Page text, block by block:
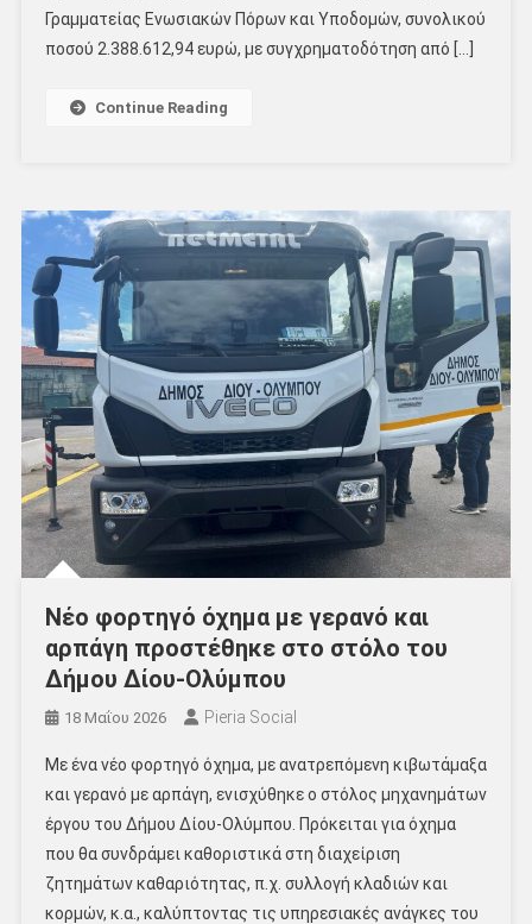
Γραμματείας Ενωσιακών Πόρων και Υποδομών, συνολικού
ποσού 2.388.612,94 ευρώ, με συγχρηματοδότηση από […]
Continue Reading
Νέο φορτηγό όχημα με γερανό και
αρπάγη προστέθηκε στο στόλο του
Δήμου Δίου-Ολύμπου
18 Μαΐου 2026 Pieria Social
Με ένα νέο φορτηγό όχημα, με ανατρεπόμενη κιβωτάμαξα
και γερανό με αρπάγη, ενισχύθηκε ο στόλος μηχανημάτων
έργου του Δήμου Δίου-Ολύμπου. Πρόκειται για όχημα
που θα συνδράμει καθοριστικά στη διαχείριση
ζητημάτων καθαριότητας, π.χ. συλλογή κλαδιών και
κορμών, κ.α., καλύπτοντας τις υπηρεσιακές ανάγκες του